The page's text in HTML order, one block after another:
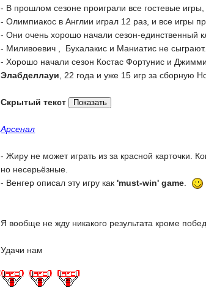
- В прошлом сезоне проиграли все гостевые
- Олимпиакос в Англии играл 12 раз, и все игры
- Они очень хорошо начали сезон-единственный
- Миливоевич , Бухалакис и Маниатис не
- Хорошо начали сезон Костас Фортунис и
Элабделлауи , 22 года и уже 15 игр за сборную
Скрытый текст
Арсенал
- Жиру не может играть из за красной карточки.
но несерьёзные.
- Венгер описал эту игру как 'must-win' game
Я вообще не жду никакого результата кроме
Удачи нам